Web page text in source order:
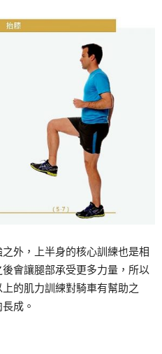
外，上半身的核心訓練也是相
會讓腿部承受更多力量，所以
的肌力訓練對騎車有幫助之
成。